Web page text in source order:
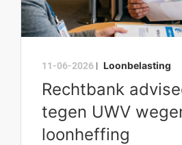
11-06-2026 | Loonbelasting
Rechtbank
tegen UWV
loonheffing